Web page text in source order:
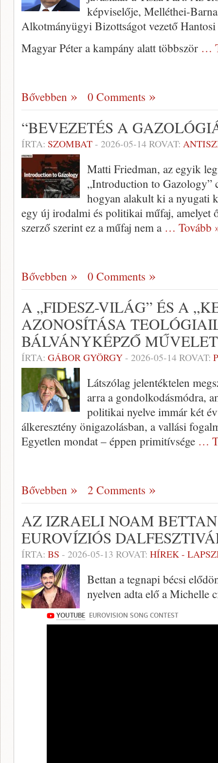
képviselője, Melléthei-
Alkotmányügyi Bizottságot vezető
Magyar Péter a kampány alatt többször …
Bővebben 0 Comments
“BEVEZETÉS A
ÍRTA: SZOMBAT- 2026-05-14ROVAT:
Matti Friedman, az egyik
„Introduction to Gazology”
hogyan alakult ki a nyugati
egy új irodalmi és politikai műfaj, amelyet
szerző szerint ez a műfaj nem a … Tovább
Bővebben 0 Comments
A „FIDESZ-VILÁG” ÉS A
AZONOSÍTÁSA
BÁLVÁNYKÉPZŐ MŰVELET
ÍRTA: GÁBOR GYÖRGY- 2026-05-14ROVAT:
Látszólag jelentéktelen
arra a gondolkodásmódra,
politikai nyelve immár két
álkeresztény önigazolásban, a vallási
Egyetlen mondat – éppen primitívsége …
Bővebben 2 Comments
AZ IZRAELI NOAM
EUROVÍZIÓS
ÍRTA: BS - 2026-05-13 ROVAT: HÍREK -
Bettan a tegnapi bécsi
nyelven adta elő a Michelle